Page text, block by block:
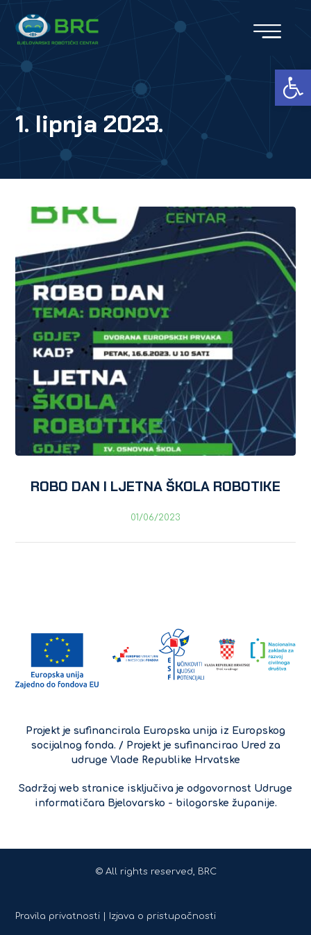
Open toolbar
1. lipnja 2023.
ROBO DAN I LJETNA ŠKOLA ROBOTIKE
01/06/2023
Projekt je sufinancirala Europska unija iz Europskog
socijalnog fonda. / Projekt je sufinancirao Ured za
udruge Vlade Republike Hrvatske
Sadržaj web stranice isključiva je odgovornost Udruge
informatičara Bjelovarsko - bilogorske županije.
© All rights reserved, BRC
Pravila privatnosti | Izjava o pristupačnosti